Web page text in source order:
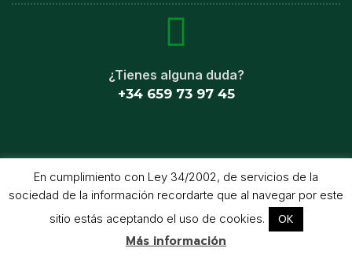
¿Tienes alguna duda?
+34 659 73 97 45
Arcoiris © Copyright 2023 All rights reserved. Powered by
MDigitotal
En cumplimiento con Ley 34/2002, de servicios de la
sociedad de la información recordarte que al navegar por este
sitio estás aceptando el uso de cookies.
OK
Más información